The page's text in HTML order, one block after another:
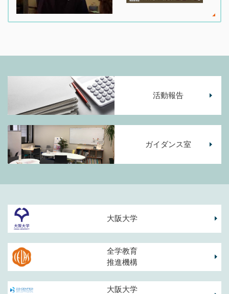
活動報告
ガイダンス室
大阪大学
全学教育
推進機構
大阪大学